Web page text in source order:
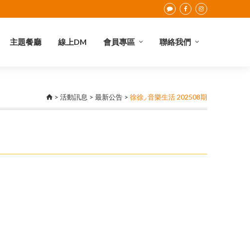
主題餐廳 線上DM 會員專區 聯絡我們
> 活動訊息 > 最新公告 > 徐徐◞ 音樂生活 202508期